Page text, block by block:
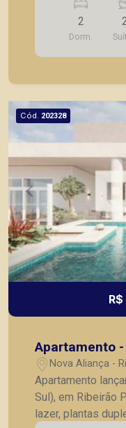
Lavanderia; -
vagas de garagem . * Entrega prevista
Dezembro de 2025 * Consultar
atualizados e
2
Dorm.
Cód. 202328
Apartamento
Nova Aliança -
Apartamento
Sul), em Ribeirão
lazer, plantas